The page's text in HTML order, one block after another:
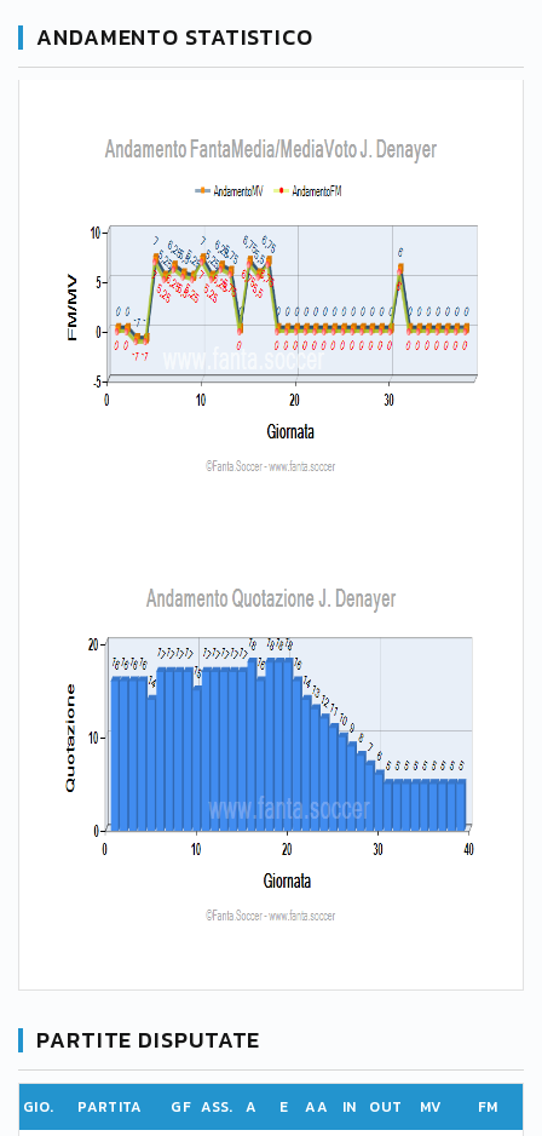
ANDAMENTO STATISTICO
PARTITE DISPUTATE
GIO. PARTITA GF ASS. A E AA IN OUT MV FM